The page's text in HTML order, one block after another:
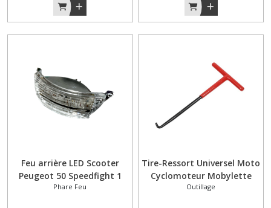
Feu arrière LED Scooter
Peugeot 50 Speedfight 1
modèle 1996-1999
Phare Feu
Tire-Ressort Universel Moto
Cyclomoteur Mobylette
Vélo –Scooter Outil
Outillage